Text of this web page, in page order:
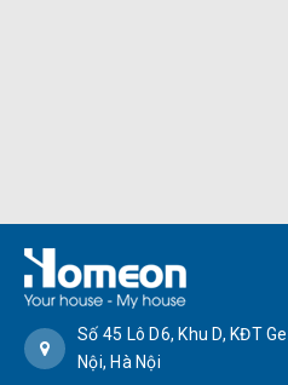
Số 45 Lô D6, Khu D, KĐT
Nội, Hà Nội